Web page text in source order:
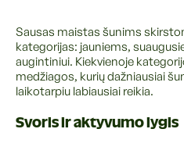
Sausas maistas šunims
kategorijas: jauniems,
augintiniui. Kiekvienoje
medžiagos, kurių dažniausiai
laikotarpiu labiausiai reikia.
Svoris ir aktyvumo lygis